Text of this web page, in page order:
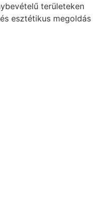
területeken
esztétikus megoldás